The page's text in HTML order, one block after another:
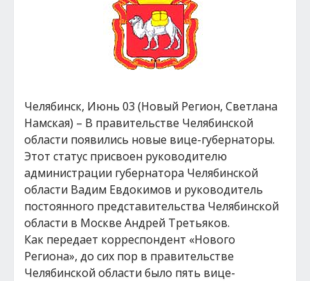
Челябинск, Июнь 03 (Новый Регион, Светлана
Намская) – В правительстве Челябинской
области появились новые вице-губернаторы.
Этот статус присвоен руководителю
администрации губернатора Челябинской
области Вадим Евдокимов и руководитель
постоянного представительства Челябинской
области в Москве Андрей Третьяков.
Как передает корреспондент «Нового
Региона», до сих пор в правительстве
Челябинской области было пять вице-